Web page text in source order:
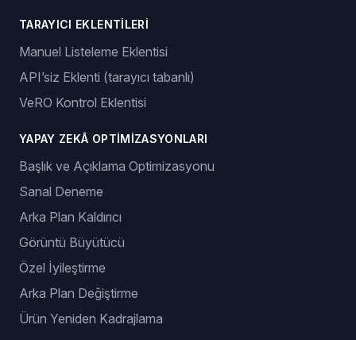
TARAYICI EKLENTILERI
Manuel Listeleme Eklentisi
API’siz Eklenti (tarayıcı tabanlı)
VeRO Kontrol Eklentisi
YAPAY ZEKÂ OPTIMIZASYONLARI
Başlık ve Açıklama Optimizasyonu
Sanal Deneme
Arka Plan Kaldırıcı
Görüntü Büyütücü
Özel İyileştirme
Arka Plan Değiştirme
Ürün Yeniden Kadrajlama